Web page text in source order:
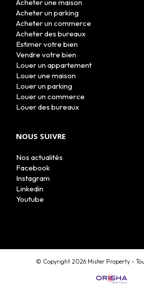
MON COMPTE
Acheter une maison
Acheter un parking
Acheter un commerce
Acheter des bureaux
Estimer votre bien
Vendre votre bien
Louer un appartement
Louer une maison
Louer un parking
Louer un commerce
Louer des bureaux
NOUS SUIVRE
Nos actualités
Facebook
Instagram
Linkedin
Youtube
© Copyright 2026 Mister Property -